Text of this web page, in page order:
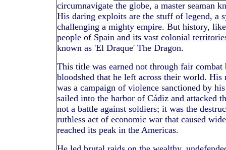
circumnavigate the globe, a master seaman
His daring exploits are the stuff of legend, a
challenging a mighty empire. But history,
people of Spain and its vast colonial
known as 'El Draque' The Dragon.
This title was earned not through fair
bloodshed that he left across their world.
was a campaign of violence sanctioned by
sailed into the harbor of Cádiz and attacked
not a battle against soldiers; it was the
ruthless act of economic war that caused
reached its peak in the Americas.